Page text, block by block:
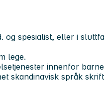
og spesialist, eller i
lege.
innenfor
skandinavisk språk